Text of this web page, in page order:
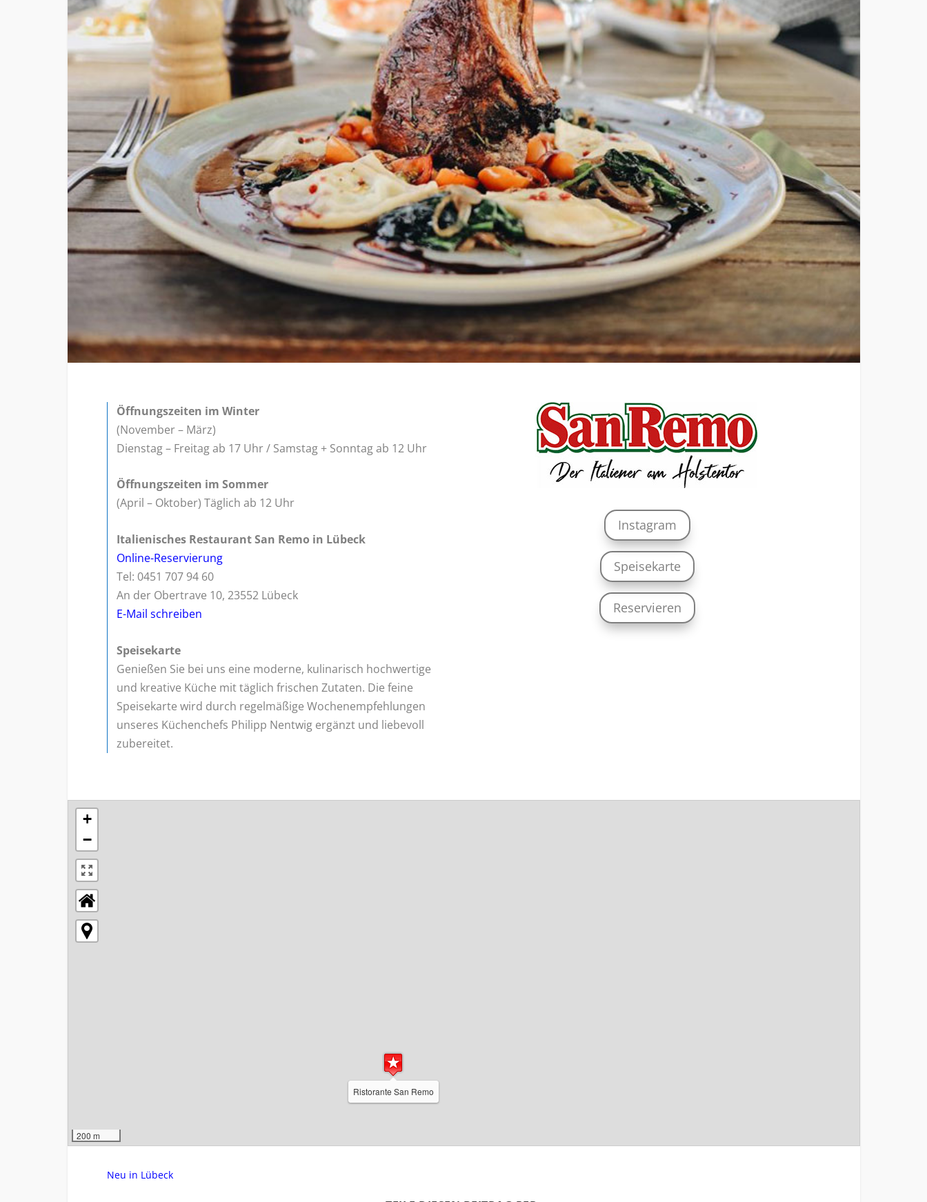
Öffnungszeiten im Winter
(November – März)
Dienstag – Freitag ab 17 Uhr / Samstag + Sonntag ab 12 Uhr
Öffnungszeiten im Sommer
(April – Oktober) Täglich ab 12 Uhr
Italienisches Restaurant San Remo in Lübeck
Online-Reservierung
Tel: 0451 707 94 60
An der Obertrave 10, 23552 Lübeck
E-Mail schreiben
Speisekarte
Genießen Sie bei uns eine moderne, kulinarisch hochwertige
und kreative Küche mit täglich frischen Zutaten. Die feine
Speisekarte wird durch regelmäßige Wochenempfehlungen
unseres Küchenchefs Philipp Nentwig ergänzt und liebevoll
zubereitet.
Instagram
Speisekarte
Reservieren
Ristorante San Remo
+
−
200 m
Neu in Lübeck